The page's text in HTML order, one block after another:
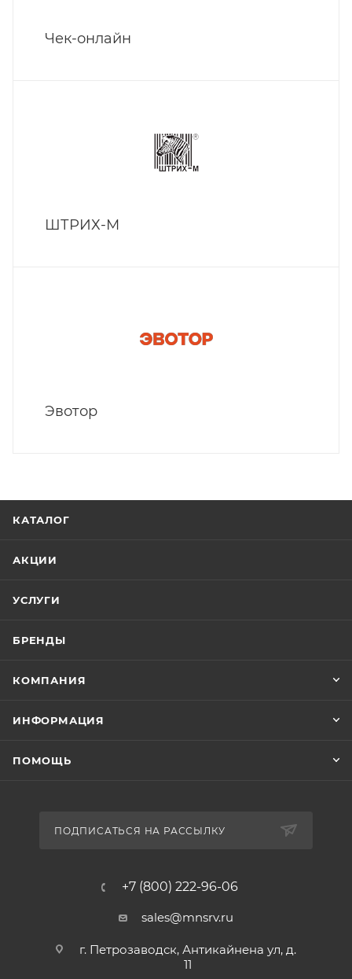
Чек-онлайн
ШТРИХ-М
Эвотор
КАТАЛОГ
АКЦИИ
УСЛУГИ
БРЕНДЫ
КОМПАНИЯ
ИНФОРМАЦИЯ
ПОМОЩЬ
ПОДПИСАТЬСЯ НА РАССЫЛКУ
+7 (800) 222-96-06
sales@mnsrv.ru
г. Петрозаводск, Антикайнена ул, д.
11